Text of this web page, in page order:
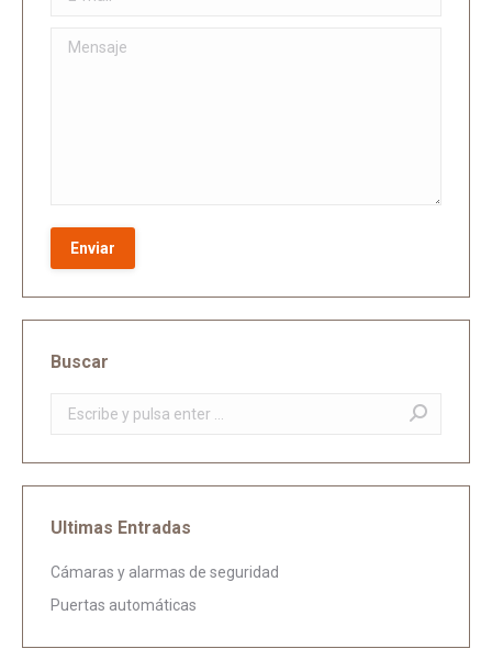
Mensaje
Enviar
Buscar
Buscar:
Ultimas Entradas
Cámaras y alarmas de seguridad
Puertas automáticas